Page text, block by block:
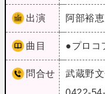
出演 阿部裕
曲目 ●プロコ
問合せ
武蔵野